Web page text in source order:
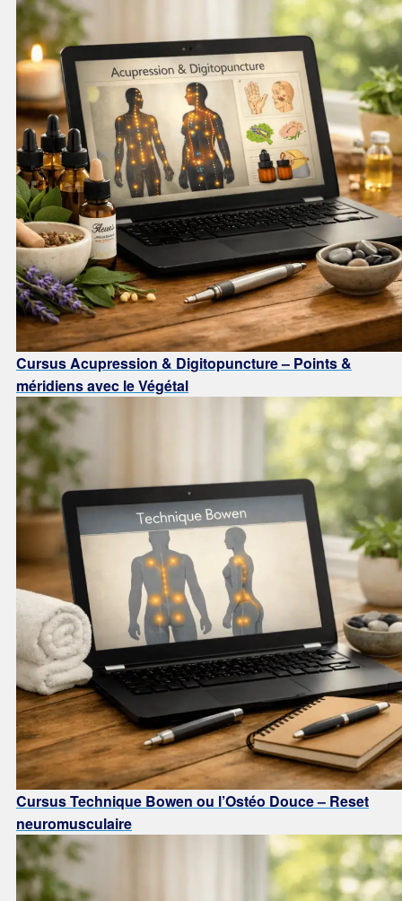
Cursus Acupression & Digitopuncture – Points &
méridiens avec le Végétal
Cursus Technique Bowen ou l’Ostéo Douce – Reset
neuromusculaire